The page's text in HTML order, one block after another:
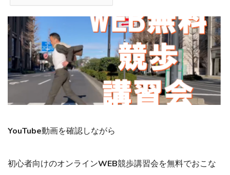
YouTube動画を確認しながら
初心者向けのオンラインWEB競歩講習会を無料でおこな